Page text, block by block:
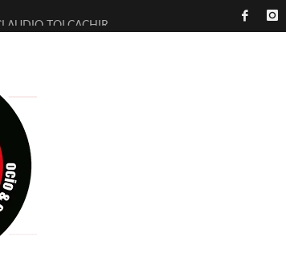
TOLCACHIR
SENCILLEZ]
EN EXVITA